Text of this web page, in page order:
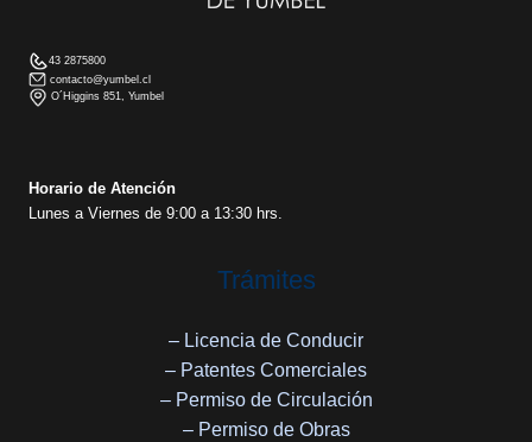
43 2875800
contacto@yumbel.cl
O´Higgins 851, Yumbel
Horario de Atención
Lunes a Viernes de 9:00 a 13:30 hrs.
Trámites
– Licencia de Conducir
– Patentes Comerciales
– Permiso de Circulación
– Permiso de Obras